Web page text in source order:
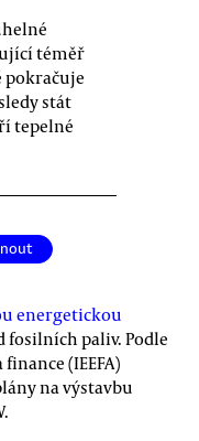
téměř
pokračuje
stát
tepelné
energetickou
fosilních paliv. Podle
(IEEFA)
na výstavbu